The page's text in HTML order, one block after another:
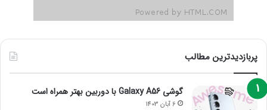
پربازدیدترین مطالب
گوشی Galaxy A56 با دوربین بهتر همراه است
6 آبان 1403